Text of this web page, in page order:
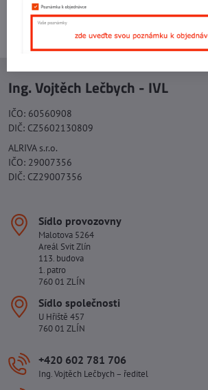
+420 577 523 563
Ing. Vojtěch Lečbych - IVL
IČO: 60560908
DIČ: CZ5602130809
ALRIVA s.r.o.
IČO: 29007356
DIČ: CZ29007356
Sídlo provozovny
Malotova 5264
Areál Svit Zlín
113. budova
1. patro
760 01 ZLÍN
Sídlo společnosti
U Hřiště 457
760 01 ZLÍN
+420 602 781 706
Ing. Vojtěch Lečbych – ředitel